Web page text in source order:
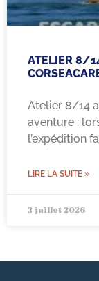
ATELIER 8/
Atelier 8/14
aventure :
l’expédition
LIRE LA SUITE »
3 juillet 2026